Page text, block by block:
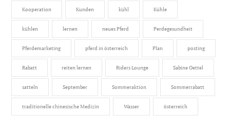
Kooperation Kunden kühl Kühle
kühlen lernen neues Pferd Perdegesundheit
Pferdemarketing pferd in österreich Plan posting
Rabatt reiten lernen Riders Lounge Sabine Oettel
satteln September Sommeraktion Sommerrabatt
traditionelle chinesische Medizin Wasser österreich